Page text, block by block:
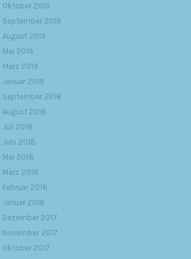
Oktober 2019
September 2019
August 2019
Mai 2019
März 2019
Januar 2019
September 2018
August 2018
Juli 2018
Juni 2018
Mai 2018
März 2018
Februar 2018
Januar 2018
Dezember 2017
November 2017
Oktober 2017